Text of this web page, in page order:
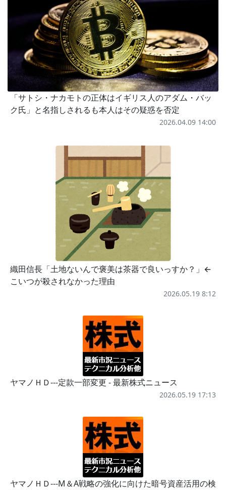
「サトシ・ナカモトの正体はイギリス人のアダム・バッ
ク氏」と名指しされるも本人はその疑惑を否定
2026.04.09 14:00
織田信長「土地ないんで褒美は茶器で良いっすか？」←
こいつが殺されなかった理由
2026.05.19 8:12
ヤマノＨＤ---定款一部変更 - 最新株式ニュース
2026.05.19 17:13
ヤマノＨＤ---M＆A戦略の強化に向けた暗号資産活用の検